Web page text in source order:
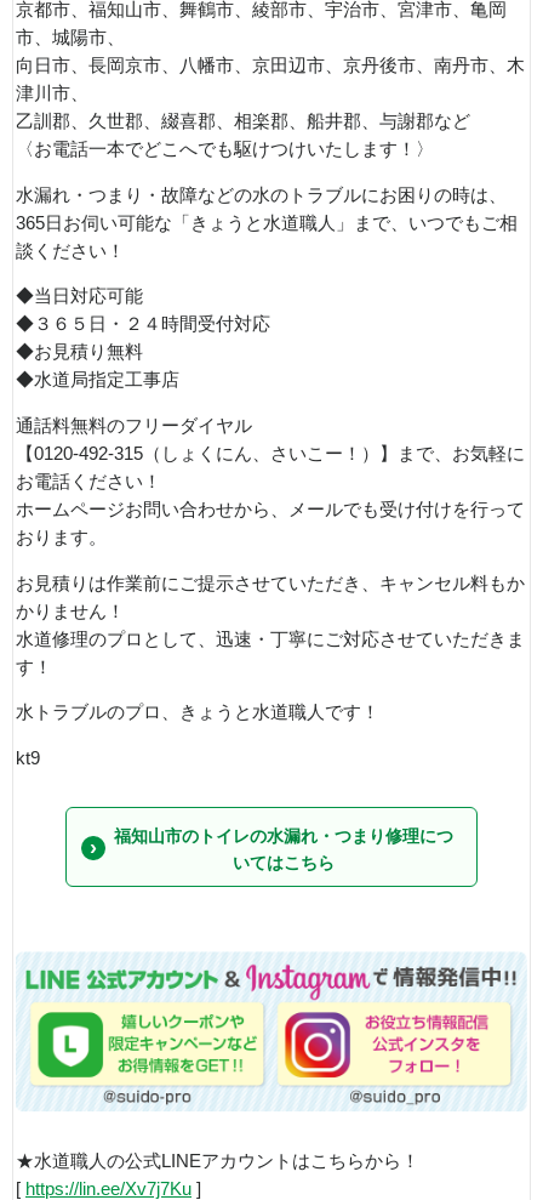
京都市、福知山市、舞鶴市、綾部市、宇治市、宮津市、亀岡
市、城陽市、
向日市、長岡京市、八幡市、京田辺市、京丹後市、南丹市、木
津川市、
乙訓郡、久世郡、綴喜郡、相楽郡、船井郡、与謝郡など
〈お電話一本でどこへでも駆けつけいたします！〉
水漏れ・つまり・故障などの水のトラブルにお困りの時は、
365日お伺い可能な「きょうと水道職人」まで、いつでもご相
談ください！
◆当日対応可能
◆３６５日・２４時間受付対応
◆お見積り無料
◆水道局指定工事店
通話料無料のフリーダイヤル
【0120-492-315（しょくにん、さいこー！）】まで、お気軽に
お電話ください！
ホームページお問い合わせから、メールでも受け付けを行って
おります。
お見積りは作業前にご提示させていただき、キャンセル料もか
かりません！
水道修理のプロとして、迅速・丁寧にご対応させていただきま
す！
水トラブルのプロ、きょうと水道職人です！
kt9
福知山市のトイレの水漏れ・つまり修理につ
いてはこちら
★水道職人の公式LINEアカウントはこちらから！
[ https://lin.ee/Xv7j7Ku ]